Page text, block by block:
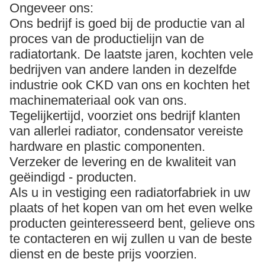
Ongeveer ons:
Ons bedrijf is goed bij de productie van al
proces van de productielijn van de
radiatortank. De laatste jaren, kochten vele
bedrijven van andere landen in dezelfde
industrie ook CKD van ons en kochten het
machinemateriaal ook van ons.
Tegelijkertijd, voorziet ons bedrijf klanten
van allerlei radiator, condensator vereiste
hardware en plastic componenten.
Verzeker de levering en de kwaliteit van
geëindigd - producten.
Als u in vestiging een radiatorfabriek in uw
plaats of het kopen van om het even welke
producten geinteresseerd bent, gelieve ons
te contacteren en wij zullen u van de beste
dienst en de beste prijs voorzien.